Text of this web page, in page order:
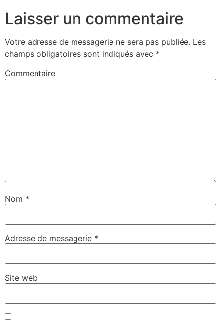
Laisser un commentaire
Votre adresse de messagerie ne sera pas publiée. Les
champs obligatoires sont indiqués avec *
Commentaire
Nom *
Adresse de messagerie *
Site web